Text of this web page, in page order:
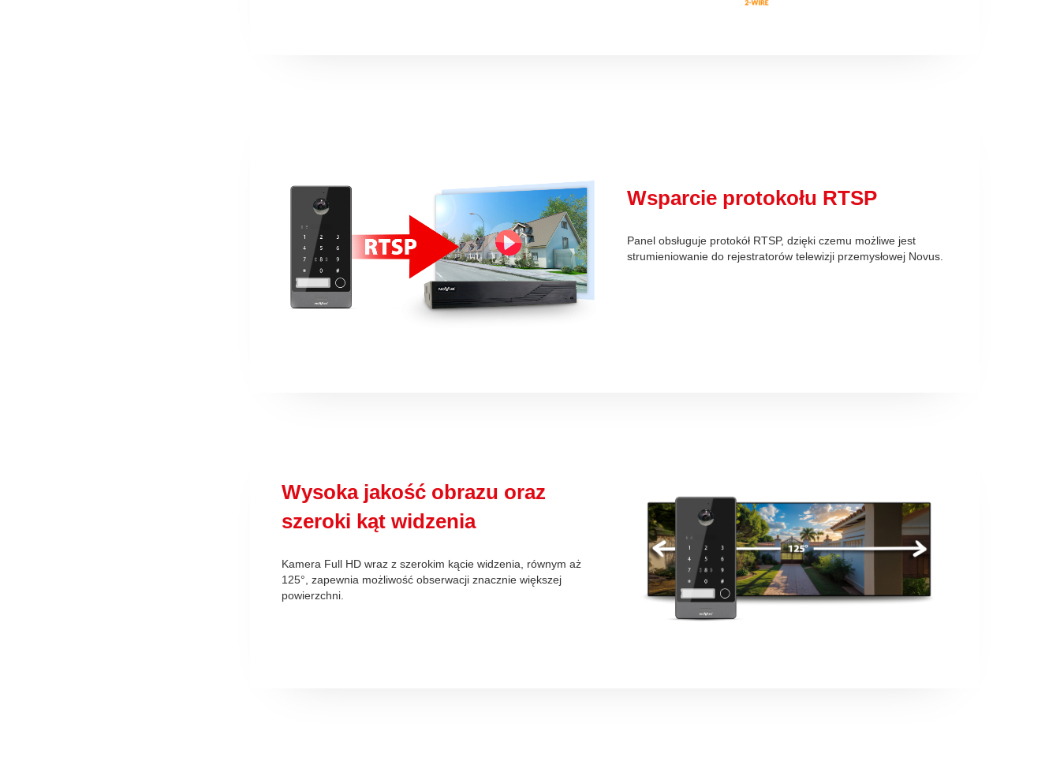
Wsparcie protokołu RTSP
Panel obsługuje protokół RTSP, dzięki czemu możliwe jest
strumieniowanie do rejestratorów telewizji przemysłowej Novus.
Wysoka jakość obrazu oraz
szeroki kąt widzenia
Kamera Full HD wraz z szerokim kącie widzenia, równym aż
125°, zapewnia możliwość obserwacji znacznie większej
powierzchni.